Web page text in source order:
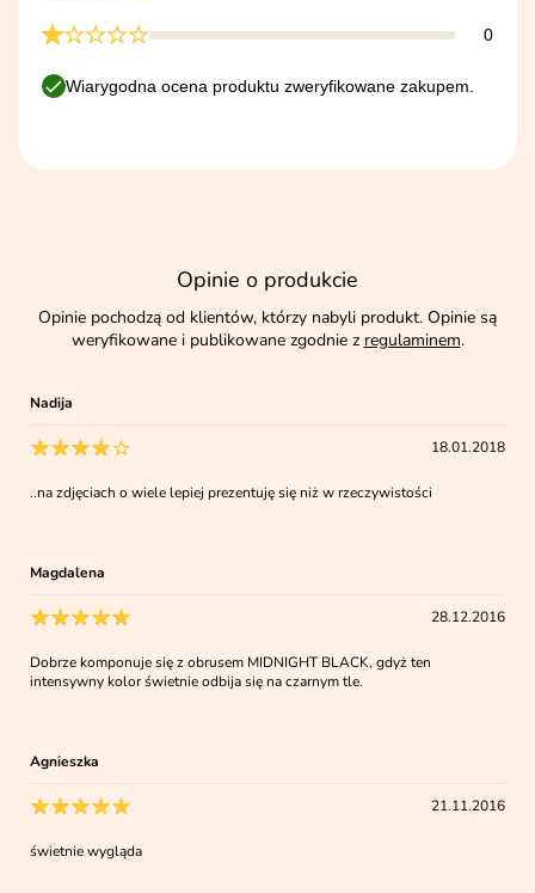
0
Wiarygodna ocena produktu zweryfikowane zakupem.
Opinie o produkcie
Opinie pochodzą od klientów, którzy nabyli produkt. Opinie są
weryfikowane i publikowane zgodnie z regulaminem.
Nadija
18.01.2018
..na zdjęciach o wiele lepiej prezentuję się niż w rzeczywistości
Magdalena
28.12.2016
Dobrze komponuje się z obrusem MIDNIGHT BLACK, gdyż ten
intensywny kolor świetnie odbija się na czarnym tle.
Agnieszka
21.11.2016
świetnie wygląda